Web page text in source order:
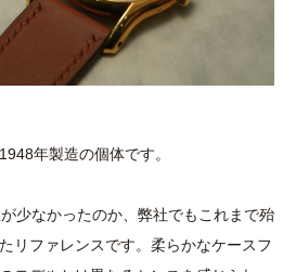
年製造の個体です。
少なかったのか、弊社でもこれまで殆
リファレンスです。柔らかなケースフ